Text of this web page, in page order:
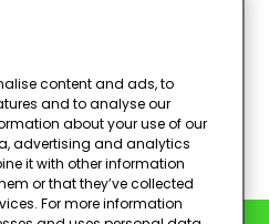
content and ads, to
and to analyse our
about your use of our
advertising and analytics
it with other information
or that they’ve collected
For more information
ihres Bands oder
immer gratis